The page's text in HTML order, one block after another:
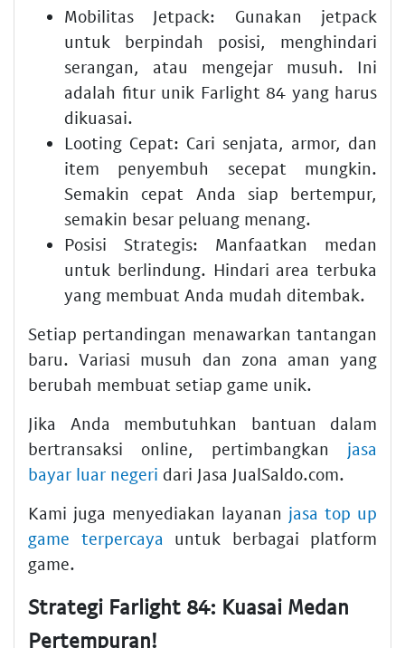
Mobilitas Jetpack: Gunakan jetpack
untuk berpindah posisi, menghindari
serangan, atau mengejar musuh. Ini
adalah fitur unik Farlight 84 yang harus
dikuasai.
Looting Cepat: Cari senjata, armor, dan
item penyembuh secepat mungkin.
Semakin cepat Anda siap bertempur,
semakin besar peluang menang.
Posisi Strategis: Manfaatkan medan
untuk berlindung. Hindari area terbuka
yang membuat Anda mudah ditembak.
Setiap pertandingan menawarkan tantangan
baru. Variasi musuh dan zona aman yang
berubah membuat setiap game unik.
Jika Anda membutuhkan bantuan dalam
bertransaksi online, pertimbangkan jasa
bayar luar negeri dari Jasa JualSaldo.com.
Kami juga menyediakan layanan jasa top up
game terpercaya untuk berbagai platform
game.
Strategi Farlight 84: Kuasai Medan
Pertempuran!